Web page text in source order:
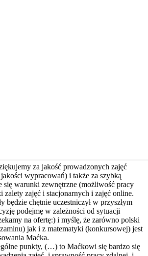
za jakość prowadzonych zajęć
wypracowań) i także za szybką
się warunki zewnętrzne (możliwość pracy
zajęć i stacjonarnych i zajęć online.
będzie chętnie uczestniczył w przyszłym
podejmę w zależności od sytuacji
na ofertę:) i myślę, że zarówno polski
jak i z matematyki (konkursowej) jest
Maćka.
punkty, (…) to Maćkowi się bardzo się